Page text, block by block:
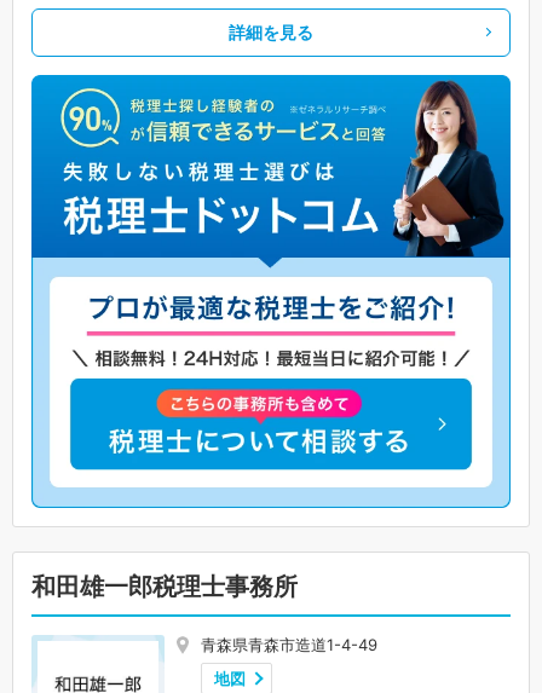
詳細を見る
和田雄一郎税理士事務所
青森県青森市造道1-4-49
地図